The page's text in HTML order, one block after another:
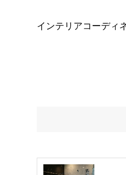
インテリアコーディ